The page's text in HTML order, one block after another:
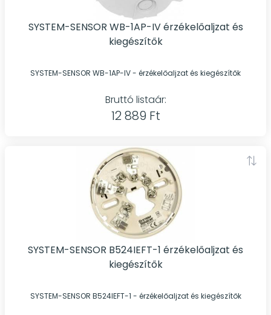
SYSTEM-SENSOR WB-1AP-IV érzékelőaljzat és
kiegészítők
SYSTEM-SENSOR WB-1AP-IV - érzékelőaljzat és kiegészítők
Bruttó listaár:
12 889 Ft
SYSTEM-SENSOR B524IEFT-1 érzékelőaljzat és
kiegészítők
SYSTEM-SENSOR B524IEFT-1 - érzékelőaljzat és kiegészítők